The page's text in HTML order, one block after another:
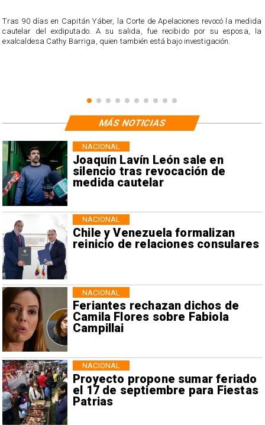
Tras 90 días en Capitán Yáber, la Corte de Apelaciones revocó la medida
cautelar del exdiputado. A su salida, fue recibido por su esposa, la
exalcaldesa Cathy Barriga, quien también está bajo investigación.
Joaquín Lavín León sale en
silencio tras revocación de
medida cautelar
NACIONAL
Chile y Venezuela formalizan
reinicio de relaciones consulares
NACIONAL
Feriantes rechazan dichos de
Camila Flores sobre Fabiola
Campillai
NACIONAL
Proyecto propone sumar feriado
el 17 de septiembre para Fiestas
Patrias
NACIONAL
MÁS NOTICIAS